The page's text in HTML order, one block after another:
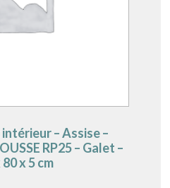
– Assise –
RP25 – Galet –
x 5 cm